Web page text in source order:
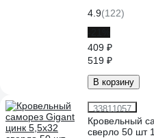
4.9(122)
409 ₽
519 ₽
В корзину
33811057
Кровельный
сверло 50 шт